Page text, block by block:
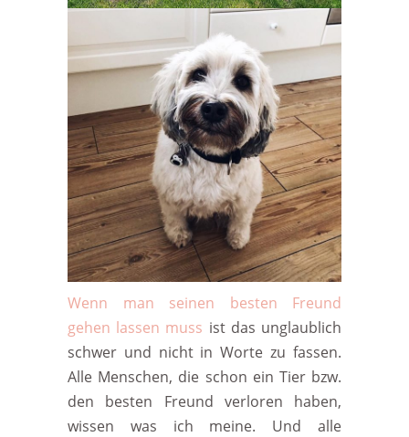
Wenn man seinen besten Freund
gehen lassen muss ist das unglaublich
schwer und nicht in Worte zu fassen.
Alle Menschen, die schon ein Tier bzw.
den besten Freund verloren haben,
wissen was ich meine. Und alle